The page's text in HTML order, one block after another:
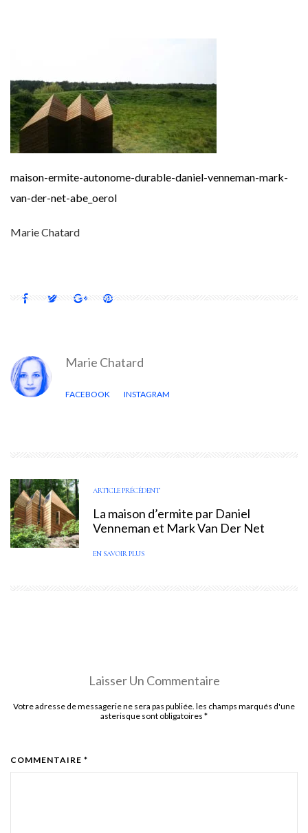
maison-ermite-autonome-durable-daniel-venneman-mark-
van-der-net-abe_oerol
Marie Chatard
Marie Chatard
FACEBOOK INSTAGRAM
ARTICLE PRÉCÉDENT
La maison d’ermite par Daniel
Venneman et Mark Van Der Net
EN SAVOIR PLUS
Laisser Un Commentaire
Votre adresse de messagerie ne sera pas publiée. les champs marqués d'une
asterisque sont obligatoires *
COMMENTAIRE *